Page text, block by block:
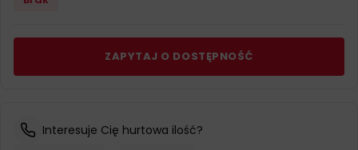
ZAPYTAJ O DOSTĘPNOŚĆ
Interesuje Cię hurtowa ilość?